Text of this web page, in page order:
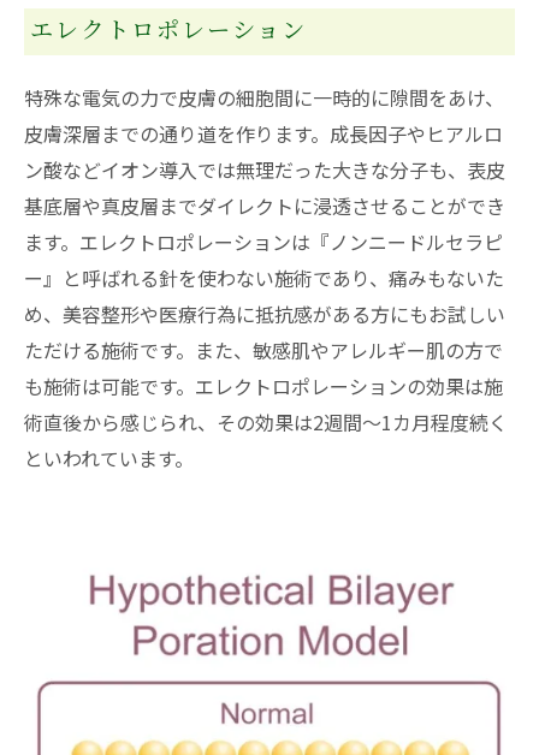
エレクトロポレーション
特殊な電気の力で皮膚の細胞間に一時的に隙間をあけ、
皮膚深層までの通り道を作ります。成長因子やヒアルロ
ン酸などイオン導入では無理だった大きな分子も、表皮
基底層や真皮層までダイレクトに浸透させることができ
ます。エレクトロポレーションは『ノンニードルセラピ
ー』と呼ばれる針を使わない施術であり、痛みもないた
め、美容整形や医療行為に抵抗感がある方にもお試しい
ただける施術です。また、敏感肌やアレルギー肌の方で
も施術は可能です。エレクトロポレーションの効果は施
術直後から感じられ、その効果は2週間～1カ月程度続く
といわれています。